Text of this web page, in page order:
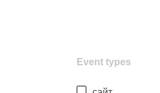
Event types